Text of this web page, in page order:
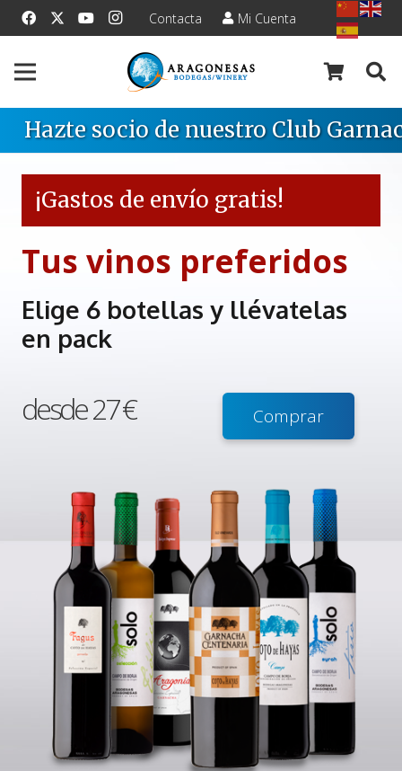
Contacta Mi Cuenta
Hazte socio de nuestro Club
¡Gastos de envío gratis!
Tus vinos preferidos
Elige 6 botellas y llévatelas
en pack
desde 27 € Comprar